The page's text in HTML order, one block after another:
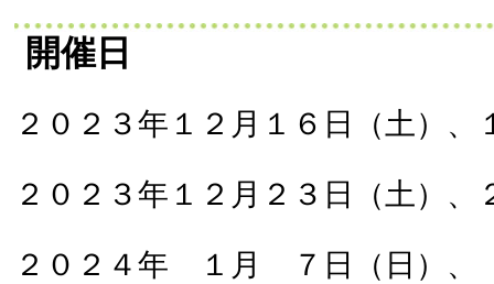
開催日
２０２３年１２月１６日（土）、
２０２３年１２月２３日（土）、
２０２４年 １月 ７日（日）、